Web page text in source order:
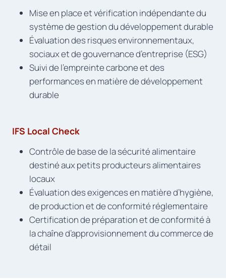
Mise en place et vérification indépendante du
système de gestion du développement durable
Évaluation des risques environnementaux,
sociaux et de gouvernance d’entreprise (ESG)
Suivi de l’empreinte carbone et des
performances en matière de développement
durable
IFS Local Check
Contrôle de base de la sécurité alimentaire
destiné aux petits producteurs alimentaires
locaux
Évaluation des exigences en matière d’hygiène,
de production et de conformité réglementaire
Certification de préparation et de conformité à
la chaîne d’approvisionnement du commerce de
détail